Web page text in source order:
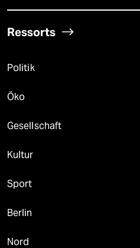
Ressorts
Politik
Öko
Gesellschaft
Kultur
Sport
Berlin
Nord